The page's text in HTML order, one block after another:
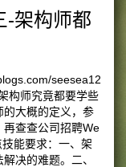
-架构师都
seesea12
构师究竟都要学些
的大概的定义，参
再查查公司招聘We
能要求：一、架
决的难题。二、